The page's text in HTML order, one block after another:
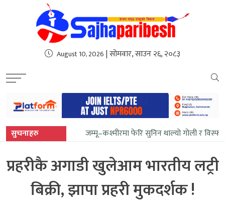
sweet bonanza
August 10, 2026 | सोमवार, साउन २६, २०८३
सुचनाहरु जम्मू–कश्मीरमा फेरि सुनिन थाल्यो गोली र
प्रहरीकै अगाडी खुलेआम भारतीय लट्री
बिक्री, झापा प्रहरी मुकदर्शक !